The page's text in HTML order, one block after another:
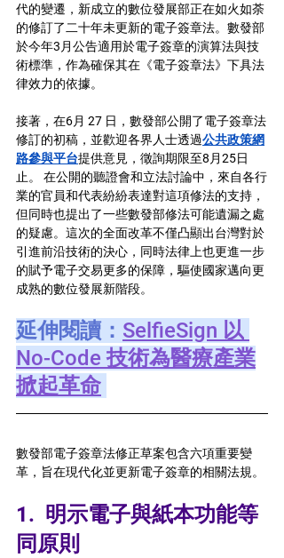
代的變遷 ，新成立的數位發展部正在如火如荼
的修訂了二十年未更新的電子簽章法。數發部
於今年3月公告適用於電子簽章的演算法與技
術標準，作為確保其在《電子簽章法》下具法
律效力的依據。
接著，在6月 27 日，數發部公開了電子簽章法
修訂的初稿，並歡迎各界人士透過公共政策網
路參與平台提供意見 ，徵詢期限至8月25日
止。 在公開的聽證會和立法討論中，來自各行
業的官員和代表紛紛表達對這項修法的支持，
但同時也提出了一些數發部修法可能遺漏之處
的疑慮。這次的全面改革不僅凸顯出台灣對於
引進前沿技術的決心，同時法律上也更進一步
的賦予電子交易更多的保障，驅使國家邁向更
成熟的數位發展新階段。
延伸閱讀： SelfieSign 以
No-Code 技術為醫療產業
掀起革命
數發部電子簽章法修正草案包含六項重要變
革，旨在現代化並更新電子簽章的相關法規。
1. 明示電子與紙本功能等
同原則